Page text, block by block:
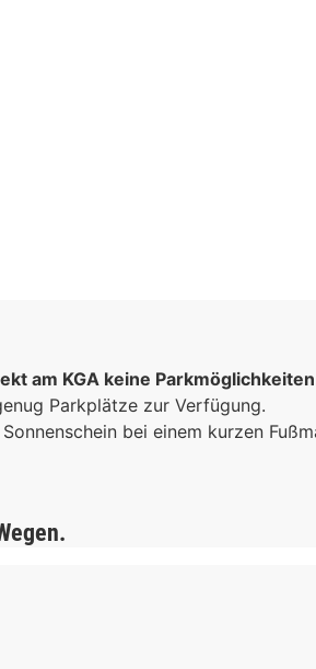
am KGA keine Parkmöglichkeiten
Parkplätze zur Verfügung.
bei einem kurzen